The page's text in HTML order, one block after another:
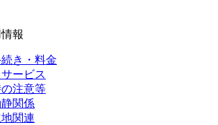
報
き・料金
ービス
注意等
関係
関連